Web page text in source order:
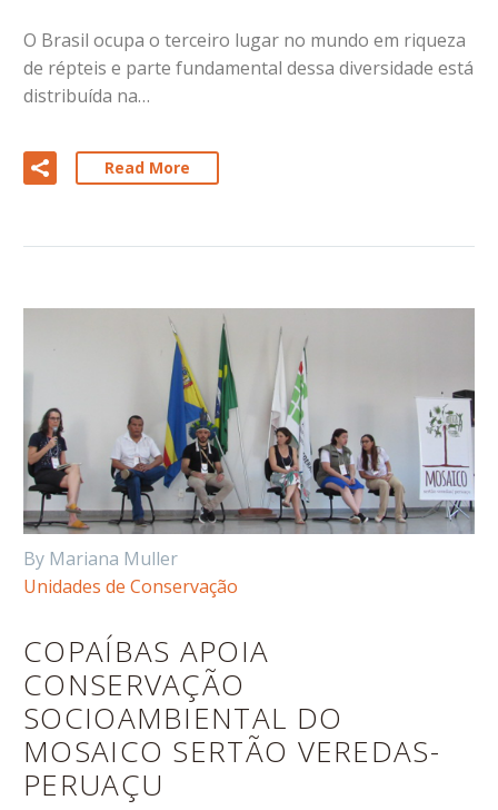
O Brasil ocupa o terceiro lugar no mundo em riqueza
de répteis e parte fundamental dessa diversidade está
distribuída na…
Read More
By Mariana Muller
Unidades de Conservação
COPAÍBAS APOIA
CONSERVAÇÃO
SOCIOAMBIENTAL DO
MOSAICO SERTÃO VEREDAS-
PERUAÇU